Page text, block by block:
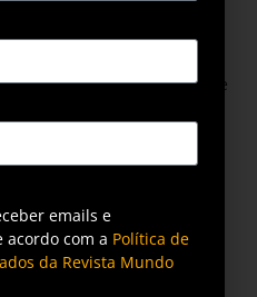
criar a rede de
privativa
ao Governo de Minas e
para os municípios
em 25% a produção de
Tocantins
2026
emails e
acordo com a Política de
da Revista Mundo